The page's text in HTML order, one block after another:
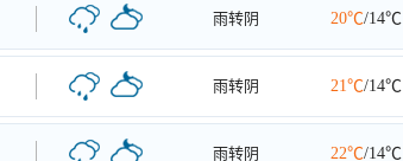
雨转阴 20℃/14℃
雨转阴 21℃/14℃
雨转阴 22℃/14℃